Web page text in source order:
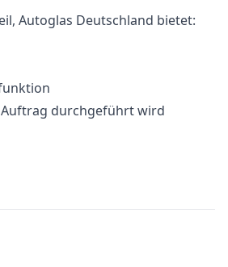
Autoglas Deutschland bietet:
Auftrag durchgeführt wird